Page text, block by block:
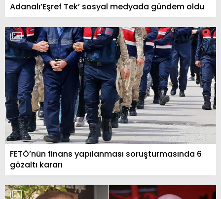
Adanalı’Eşref Tek’ sosyal medyada gündem oldu
FETÖ’nün finans yapılanması soruşturmasında 6
gözaltı kararı